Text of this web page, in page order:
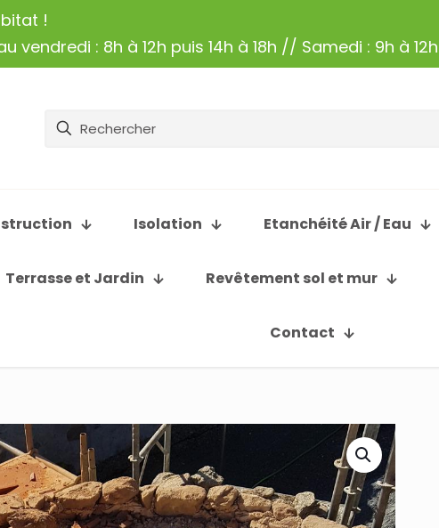
!
vendredi : 8h à 12h puis 14h à 18h // Samedi : 9h à 12h
Isolation Etanchéité Air / Eau
Terrasse et Jardin Revêtement sol et mur
Contact